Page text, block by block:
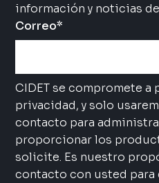
información y noticias
Correo*
CIDET se compromete a
privacidad, y solo
contacto para
proporcionar los
solicite. Es nuestro
contacto con usted para